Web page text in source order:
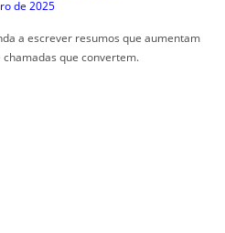
de 2025
a escrever resumos que aumentam
que convertem.